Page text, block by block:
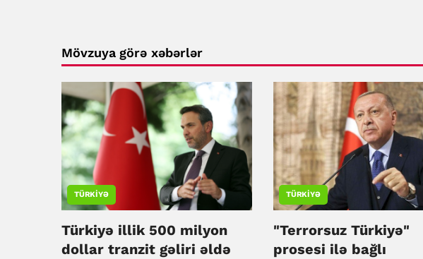
Mövzuya görə xəbərlər
TÜRKIYƏ
Türkiyə illik 500 milyon
dollar tranzit gəliri əldə
TÜRKIYƏ
"Terrorsuz Türkiyə"
prosesi ilə bağlı